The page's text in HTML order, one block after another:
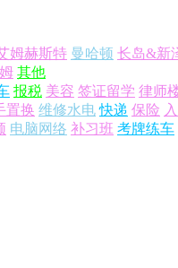
姆赫斯特 曼哈顿 长岛&新
其他
报税 美容 签证留学 律师
置换 维修水电 快递 保险
电脑网络 补习班 考牌练车